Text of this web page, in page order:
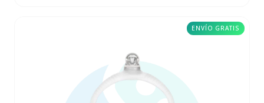
ENVÍO GRATIS